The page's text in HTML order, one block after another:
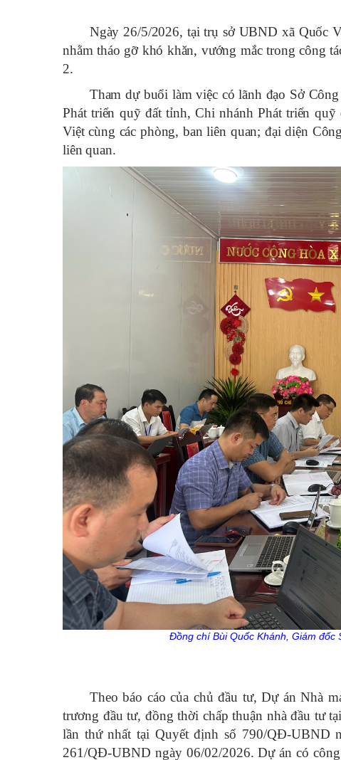
Ngày 26/5/2026, tại trụ sở UBND xã Quốc
nhằm tháo gỡ khó khăn, vướng mắc trong công
2.
Tham dự buổi làm việc có lãnh đạo Sở
Phát triển quỹ đất tỉnh, Chi nhánh Phát triển
Việt cùng các phòng, ban liên quan; đại diện
liên quan.
Đồng chí Bùi Quốc Khánh, Giám đốc
Theo báo cáo của chủ đầu tư, Dự án Nhà
trương đầu tư, đồng thời chấp thuận nhà đầu tư
lần thứ nhất tại Quyết định số 790/QĐ-UBND
261/QĐ-UBND ngày 06/02/2026. Dự án có